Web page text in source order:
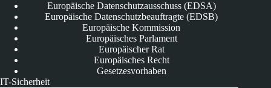
Europäische Datenschutzausschuss (EDSA)
Europäische Datenschutzbeauftragte (EDSB)
Europäische Kommission
Europäisches Parlament
Europäischer Rat
Europäisches Recht
Gesetzesvorhaben
IT-Sicherheit